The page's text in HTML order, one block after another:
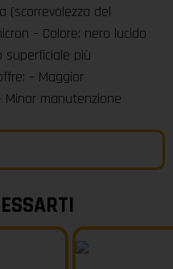
(scorrevolezza del
– Colore: nero lucido
più
– Maggior
Minor manutenzione